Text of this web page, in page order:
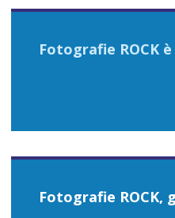
Fotografie ROCK
Fotografie ROCK,